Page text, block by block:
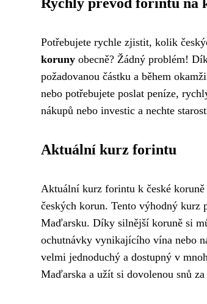
Potřebujete rychle zjistit, kolik
koruny obecně? Žádný problém!
požadovanou částku a během
nebo potřebujete poslat peníze,
nákupů nebo investic a nechte
Aktuální kurz forintu
Aktuální kurz forintu k české
českých korun. Tento výhodný kurz
Maďarsku. Díky silnější koruně si
ochutnávky vynikajícího vína nebo
velmi jednoduchý a dostupný v
Maďarska a užít si dovolenou snů